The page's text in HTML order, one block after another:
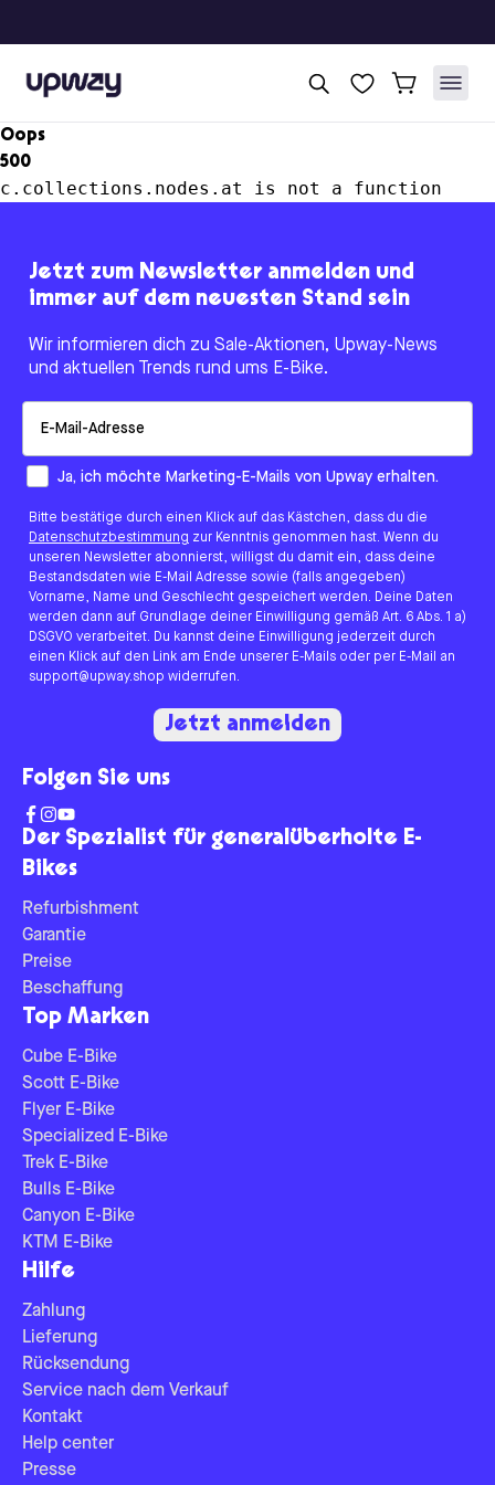
Upway
Oops
500
c.collections.nodes.at is not a function
Der Spezialist für generalüberholte E-
Bikes
Refurbishment
Garantie
Preise
Beschaffung
Top Marken
Cube E-Bike
Scott E-Bike
Flyer E-Bike
Specialized E-Bike
Trek E-Bike
Bulls E-Bike
Canyon E-Bike
KTM E-Bike
Hilfe
Zahlung
Lieferung
Rücksendung
Service nach dem Verkauf
Kontakt
Help center
Presse
Jetzt zum Newsletter anmelden und
immer auf dem neuesten Stand sein
Wir informieren dich zu Sale-Aktionen, Upway-News
und aktuellen Trends rund ums E-Bike.
How would you like to hear from us?
Ja, ich möchte Marketing-E-Mails von Upway erhalten.
Bitte bestätige durch einen Klick auf das Kästchen, dass du die
Datenschutzbestimmung zur Kenntnis genommen hast. Wenn du
unseren Newsletter abonnierst, willigst du damit ein, dass deine
Bestandsdaten wie E-Mail Adresse sowie (falls angegeben)
Vorname, Name und Geschlecht gespeichert werden. Deine Daten
werden dann auf Grundlage deiner Einwilligung gemäß Art. 6 Abs. 1 a)
DSGVO verarbeitet. Du kannst deine Einwilligung jederzeit durch
einen Klick auf den Link am Ende unserer E-Mails oder per E-Mail an
support@upway.shop widerrufen.
Jetzt anmelden
Folgen Sie uns